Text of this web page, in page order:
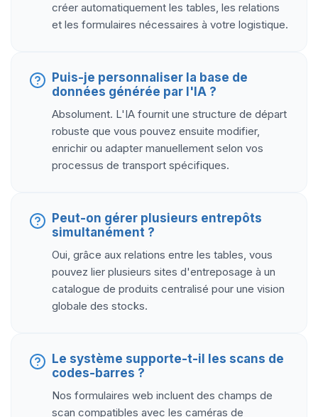
créer automatiquement les tables, les relations
et les formulaires nécessaires à votre logistique.
Puis-je personnaliser la base de
données générée par l'IA ?
Absolument. L'IA fournit une structure de départ
robuste que vous pouvez ensuite modifier,
enrichir ou adapter manuellement selon vos
processus de transport spécifiques.
Peut-on gérer plusieurs entrepôts
simultanément ?
Oui, grâce aux relations entre les tables, vous
pouvez lier plusieurs sites d'entreposage à un
catalogue de produits centralisé pour une vision
globale des stocks.
Le système supporte-t-il les scans de
codes-barres ?
Nos formulaires web incluent des champs de
scan compatibles avec les caméras de